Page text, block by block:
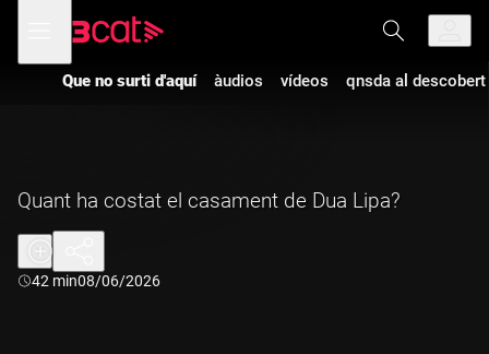
navegació
principal
menú
de
Que no surti d'aquí àudios vídeos qnsda al descobert
Quant ha costat el casament de Dua Lipa?
Durada:
42 min08/06/2026